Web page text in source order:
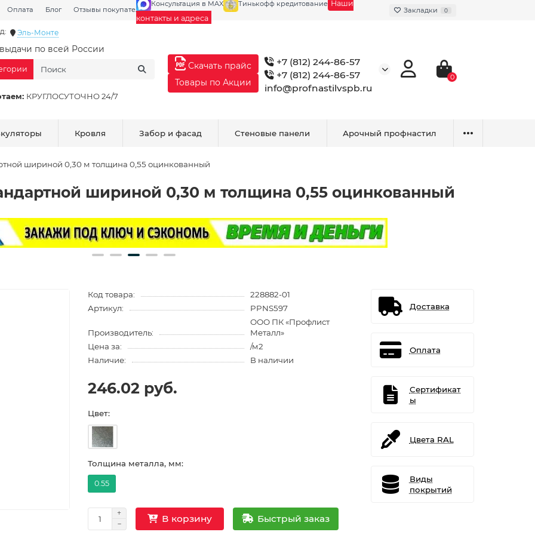
Оплата Блог Отзывы покупателей Галерея
Консультация в MAX Тинькофф кредитование Наши
контакты и адреса
Закладки 0
Эль-Монте
по всей России
КРУГЛОСУТОЧНО 24/7
Скачать прайс
Товары по Акции
+7 (812) 244-86-57
+7 (812) 244-86-57
info@profnastilvspb.ru
0
Кровля Забор и фасад Стеновые панели Арочный профнастил
шириной 0,30 м толщина 0,55 оцинкованный
шириной 0,30 м толщина 0,55 оцинкованный
Код товара:
228882-01
Артикул:
PPNS597
Производитель:
ООО ПК «Профлист
Металл»
Цена за:
/м2
Наличие:
В наличии
246.02 руб.
Цвет:
Толщина металла, мм:
0.55
В корзину Быстрый заказ
Доставка
Оплата
Сертификат
ы
Цвета RAL
Виды
покрытий